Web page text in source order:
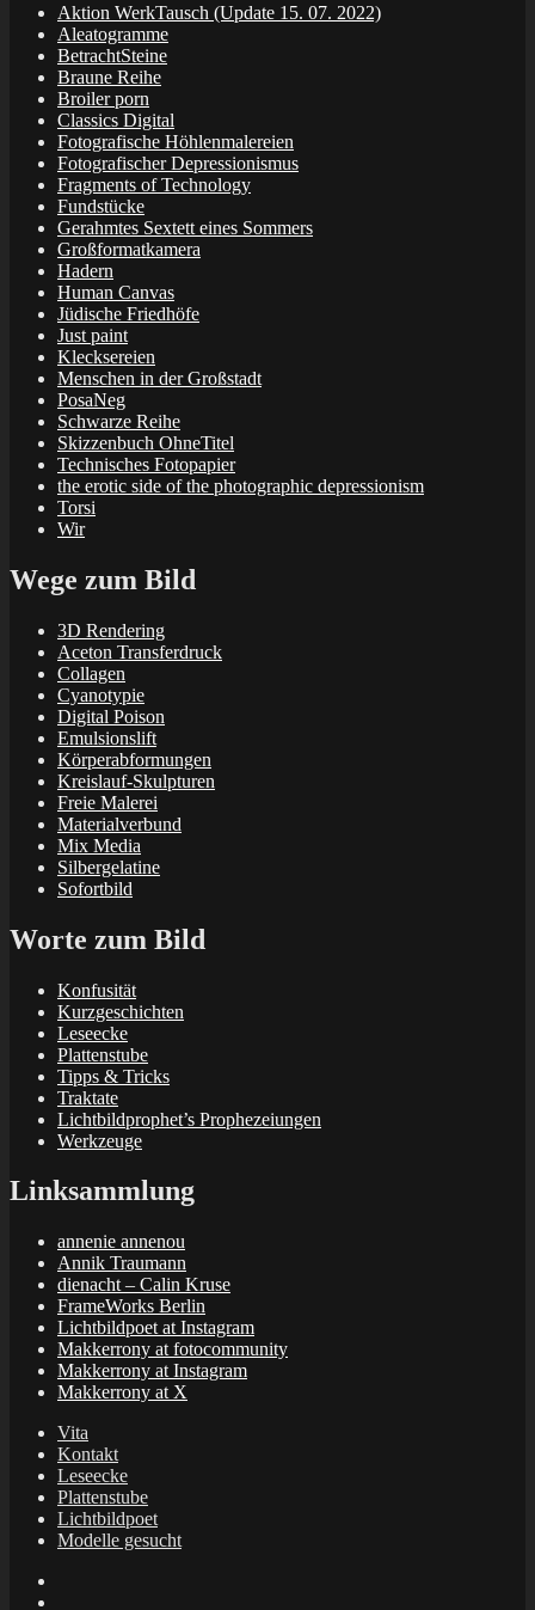
Aktion WerkTausch (Update 15. 07. 2022)
Aleatogramme
BetrachtSteine
Braune Reihe
Broiler porn
Classics Digital
Fotografische Höhlenmalereien
Fotografischer Depressionismus
Fragments of Technology
Fundstücke
Gerahmtes Sextett eines Sommers
Großformatkamera
Hadern
Human Canvas
Jüdische Friedhöfe
Just paint
Klecksereien
Menschen in der Großstadt
PosaNeg
Schwarze Reihe
Skizzenbuch OhneTitel
Technisches Fotopapier
the erotic side of the photographic depressionism
Torsi
Wir
Wege zum Bild
3D Rendering
Aceton Transferdruck
Collagen
Cyanotypie
Digital Poison
Emulsionslift
Körperabformungen
Kreislauf-Skulpturen
Freie Malerei
Materialverbund
Mix Media
Silbergelatine
Sofortbild
Worte zum Bild
Konfusität
Kurzgeschichten
Leseecke
Plattenstube
Tipps & Tricks
Traktate
Lichtbildprophet’s Prophezeiungen
Werkzeuge
Linksammlung
annenie annenou
Annik Traumann
dienacht – Calin Kruse
FrameWorks Berlin
Lichtbildpoet at Instagram
Makkerrony at fotocommunity
Makkerrony at Instagram
Makkerrony at X
Vita
Kontakt
Leseecke
Plattenstube
Lichtbildpoet
Modelle gesucht